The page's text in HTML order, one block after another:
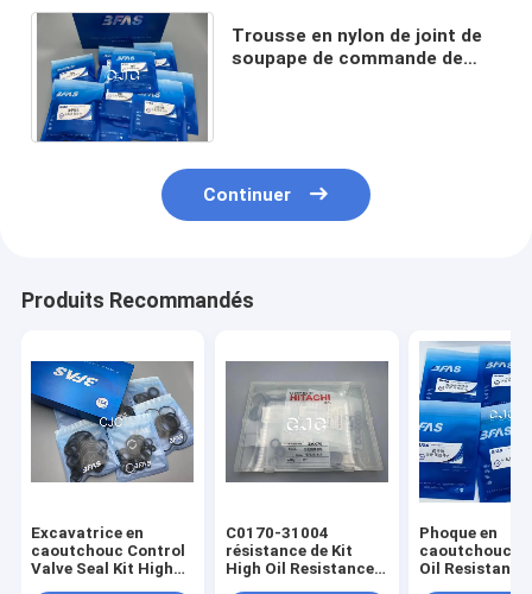
Trousse en nylon de joint de
soupape de commande de
Continuer
Produits Recommandés
Excavatrice en
caoutchouc Control
Valve Seal Kit High
C0170-31004
résistance de Kit
High Oil Resistance
Phoque en
caoutchouc
Oil Resistance